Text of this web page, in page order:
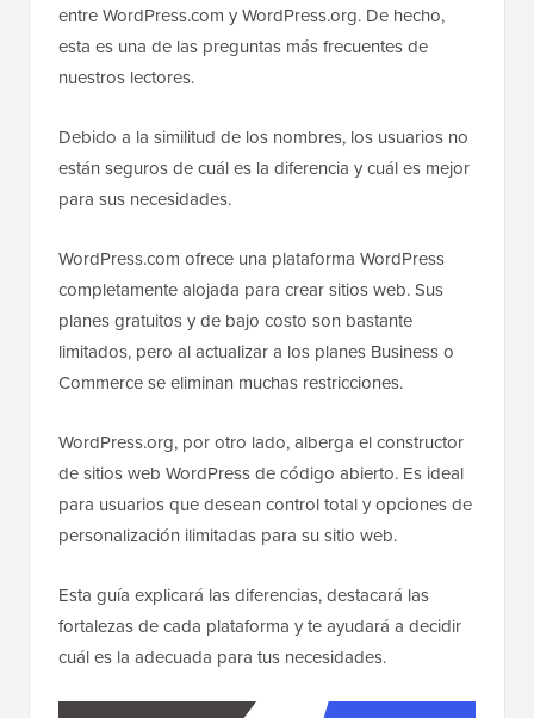
entre WordPress.com y WordPress.org. De hecho,
esta es una de las preguntas más frecuentes de
nuestros lectores.
Debido a la similitud de los nombres, los usuarios no
están seguros de cuál es la diferencia y cuál es mejor
para sus necesidades.
WordPress.com ofrece una plataforma WordPress
completamente alojada para crear sitios web. Sus
planes gratuitos y de bajo costo son bastante
limitados, pero al actualizar a los planes Business o
Commerce se eliminan muchas restricciones.
WordPress.org, por otro lado, alberga el constructor
de sitios web WordPress de código abierto. Es ideal
para usuarios que desean control total y opciones de
personalización ilimitadas para su sitio web.
Esta guía explicará las diferencias, destacará las
fortalezas de cada plataforma y te ayudará a decidir
cuál es la adecuada para tus necesidades.